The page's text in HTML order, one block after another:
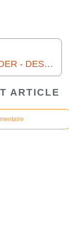
👽🎬 LESLEY SELANDER - DESTINATION MARS (FLIGHT TO MARS, 1951)
ARTICLE